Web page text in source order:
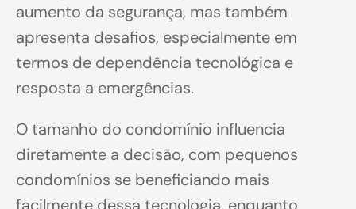
aumento da segurança, mas também
apresenta desafios, especialmente em
termos de dependência tecnológica e
resposta a emergências.
O tamanho do condomínio influencia
diretamente a decisão, com pequenos
condomínios se beneficiando mais